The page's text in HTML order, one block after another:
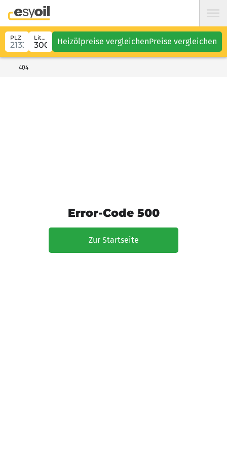
PLZ Liter Heizölpreise vergleichenPreise vergleichen
404
Error-Code 500
Zur Startseite